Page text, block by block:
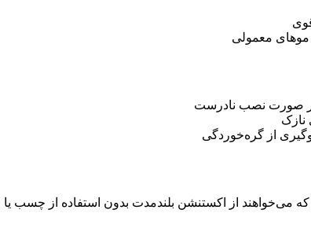
معمولی
صورت نصب نادرست
نازک
از گره‌خوردگی
که می‌خواهند از اکستنشن بلندمدت بدون استفاده از چسب یا